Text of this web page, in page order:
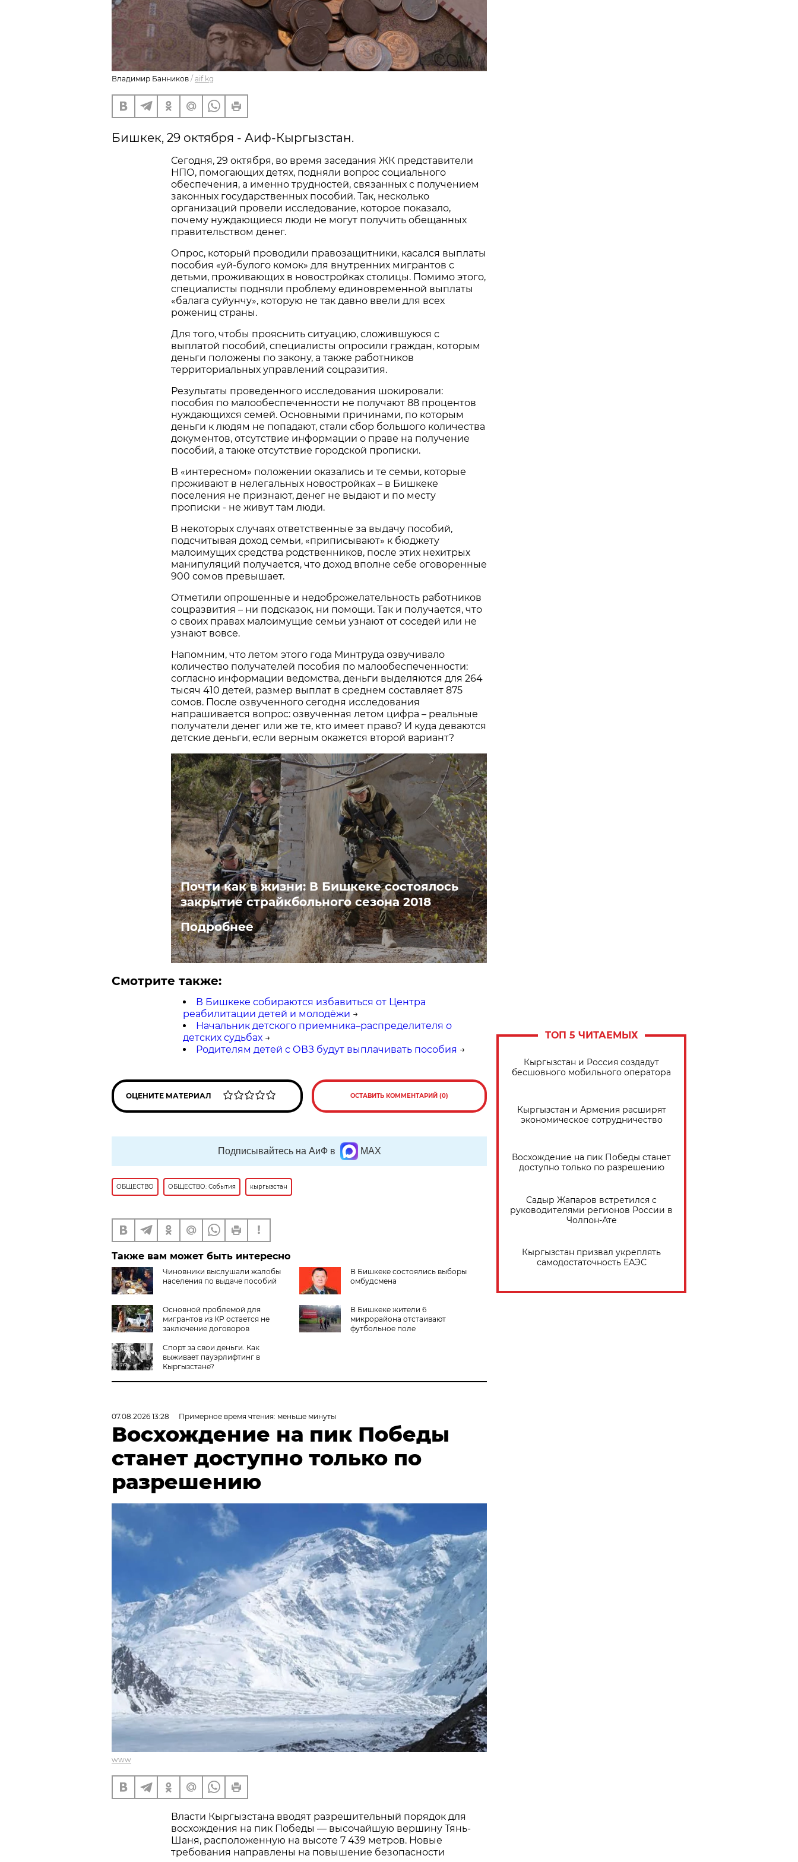
Владимир Банников / aif.kg
Бишкек, 29 октября - Аиф-Кыргызстан.
Сегодня, 29 октября, во время заседания ЖК представители
НПО, помогающих детях, подняли вопрос социального
обеспечения, а именно трудностей, связанных с получением
законных государственных пособий. Так, несколько
организаций провели исследование, которое показало,
почему нуждающиеся люди не могут получить обещанных
правительством денег.
Опрос, который проводили правозащитники, касался выплаты
пособия «уй-булого комок» для внутренних мигрантов с
детьми, проживающих в новостройках столицы. Помимо этого,
специалисты подняли проблему единовременной выплаты
«балага суйунчу», которую не так давно ввели для всех
рожениц страны.
Для того, чтобы прояснить ситуацию, сложившуюся с
выплатой пособий, специалисты опросили граждан, которым
деньги положены по закону, а также работников
территориальных управлений соцразития.
Результаты проведенного исследования шокировали:
пособия по малообеспеченности не получают 88 процентов
нуждающихся семей. Основными причинами, по которым
деньги к людям не попадают, стали сбор большого количества
документов, отсутствие информации о праве на получение
пособий, а также отсутствие городской прописки.
В «интересном» положении оказались и те семьи, которые
проживают в нелегальных новостройках – в Бишкеке
поселения не признают, денег не выдают и по месту
прописки - не живут там люди.
В некоторых случаях ответственные за выдачу пособий,
подсчитывая доход семьи, «приписывают» к бюджету
малоимущих средства родственников, после этих нехитрых
манипуляций получается, что доход вполне себе оговоренные
900 сомов превышает.
Отметили опрошенные и недоброжелательность работников
соцразвития – ни подсказок, ни помощи. Так и получается, что
о своих правах малоимущие семьи узнают от соседей или не
узнают вовсе.
Напомним, что летом этого года Минтруда озвучивало
количество получателей пособия по малообеспеченности:
согласно информации ведомства, деньги выделяются для 264
тысяч 410 детей, размер выплат в среднем составляет 875
сомов. После озвученного сегодня исследования
напрашивается вопрос: озвученная летом цифра – реальные
получатели денег или же те, кто имеет право? И куда деваются
детские деньги, если верным окажется второй вариант?
Почти как в жизни: В Бишкеке состоялось
закрытие страйкбольного сезона 2018
Подробнее
Смотрите также:
В Бишкеке собираются избавиться от Центра
реабилитации детей и молодёжи →
Начальник детского приемника–распределителя о
детских судьбах →
Родителям детей с ОВЗ будут выплачивать пособия →
ОЦЕНИТЕ МАТЕРИАЛ ОСТАВИТЬ КОММЕНТАРИЙ (0)
Подписывайтесь на АиФ в MAX
ОБЩЕСТВО ОБЩЕСТВО: События кыргызстан
Также вам может быть интересно
Чиновники выслушали жалобы
населения по выдаче пособий
В Бишкеке состоялись выборы
омбудсмена
Основной проблемой для
мигрантов из КР остается не
заключение договоров
В Бишкеке жители 6
микрорайона отстаивают
футбольное поле
Спорт за свои деньги. Как
выживает пауэрлифтинг в
Кыргызстане?
ТОП 5 ЧИТАЕМЫХ
Кыргызстан и Россия создадут
бесшовного мобильного оператора
Кыргызстан и Армения расширят
экономическое сотрудничество
Восхождение на пик Победы станет
доступно только по разрешению
Садыр Жапаров встретился с
руководителями регионов России в
Чолпон-Ате
Кыргызстан призвал укреплять
самодостаточность ЕАЭС
07.08.2026 13:28 Примерное время чтения: меньше минуты
Восхождение на пик Победы
станет доступно только по
разрешению
www
Власти Кыргызстана вводят разрешительный порядок для
восхождения на пик Победы — высочайшую вершину Тянь-
Шаня, расположенную на высоте 7 439 метров. Новые
требования направлены на повышение безопасности